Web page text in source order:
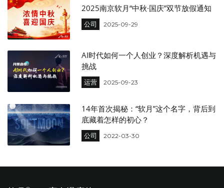
2025南京软月“中秋·国庆”双节放假通知
公司 2025-09-29
AI时代如何一个人创业？深度解析机遇与
挑战
运营 2025-09-23
14年首次揭秘：“软月”这个名字，背后到
底藏着怎样的初心？
公司 2022-03-30